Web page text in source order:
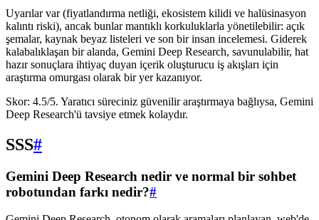
Uyarılar var (fiyatlandırma netliği, ekosistem kilidi ve halüsinasyon
kalıntı riski), ancak bunlar mantıklı korkuluklarla yönetilebilir: açık
şemalar, kaynak beyaz listeleri ve son bir insan incelemesi. Giderek
kalabalıklaşan bir alanda, Gemini Deep Research, savunulabilir, hat
hazır sonuçlara ihtiyaç duyan içerik oluşturucu iş akışları için
araştırma omurgası olarak bir yer kazanıyor.
Skor: 4.5/5. Yaratıcı süreciniz güvenilir araştırmaya bağlıysa, Gemini
Deep Research'ü tavsiye etmek kolaydır.
SSS#
Gemini Deep Research nedir ve normal bir sohbet
robotundan farkı nedir?#